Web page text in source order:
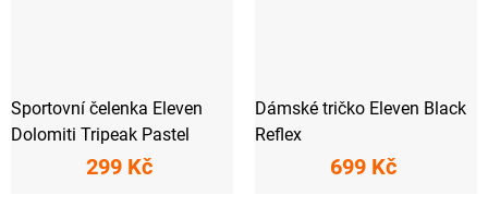
Sportovní čelenka Eleven
Dolomiti Tripeak Pastel
299 Kč
Dámské tričko Eleven Black
Reflex
699 Kč